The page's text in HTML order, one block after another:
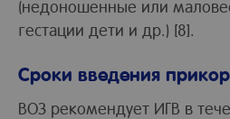
(недоношенные или
гестации дети и др.) [8].
Сроки введения
ВОЗ рекомендует ИГВ в